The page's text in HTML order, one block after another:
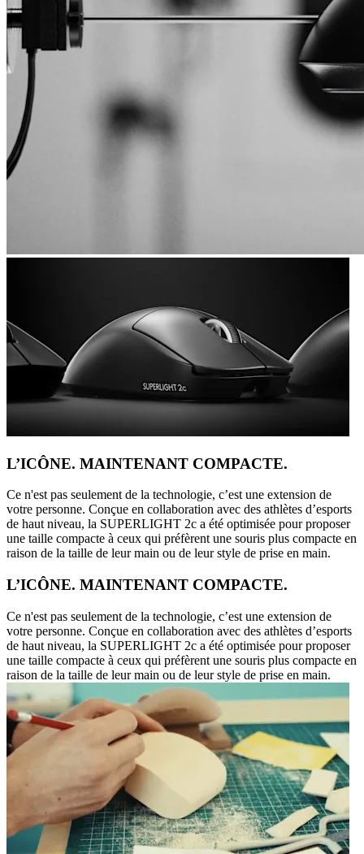
L’ICÔNE. MAINTENANT COMPACTE.
Ce n'est pas seulement de la technologie, c’est une extension de
votre personne. Conçue en collaboration avec des athlètes d’esports
de haut niveau, la SUPERLIGHT 2c a été optimisée pour proposer
une taille compacte à ceux qui préfèrent une souris plus compacte en
raison de la taille de leur main ou de leur style de prise en main.
L’ICÔNE. MAINTENANT COMPACTE.
Ce n'est pas seulement de la technologie, c’est une extension de
votre personne. Conçue en collaboration avec des athlètes d’esports
de haut niveau, la SUPERLIGHT 2c a été optimisée pour proposer
une taille compacte à ceux qui préfèrent une souris plus compacte en
raison de la taille de leur main ou de leur style de prise en main.